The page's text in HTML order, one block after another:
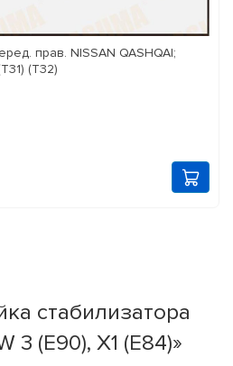
прав. NISSAN QASHQAI;
(T32)
стабилизатора
3 (E90), X1 (E84)»